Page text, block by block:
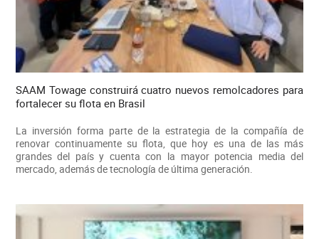
SAAM Towage construirá cuatro nuevos remolcadores para
fortalecer su flota en Brasil
La inversión forma parte de la estrategia de la compañía de
renovar continuamente su flota, que hoy es una de las más
grandes del país y cuenta con la mayor potencia media del
mercado, además de tecnología de última generación.